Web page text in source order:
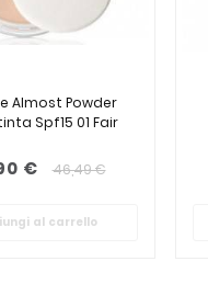
Almost Powder
Spf15 01 Fair
€ 46,49 €
al carrello